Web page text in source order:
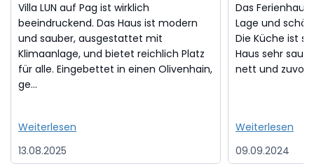
Villa LUN auf Pag ist wirklich
beeindruckend. Das Haus ist modern
und sauber, ausgestattet mit
Klimaanlage, und bietet reichlich Platz
für alle. Eingebettet in einen Olivenhain,
ge...
Weiterlesen
13.08.2025
Das
Lage und
Die Küche ist
Haus sehr
nett und
Weiterlesen
09.09.2024